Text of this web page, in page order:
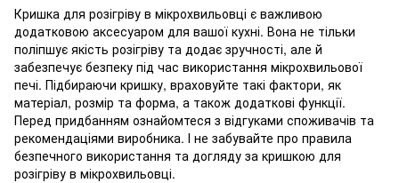
Кришка для розігріву в мікрохвильовці є важливою
додатковою аксесуаром для вашої кухні. Вона не тільки
поліпшує якість розігріву та додає зручності, але й
забезпечує безпеку під час використання мікрохвильової
печі. Підбираючи кришку, враховуйте такі фактори, як
матеріал, розмір та форма, а також додаткові функції.
Перед придбанням ознайомтеся з відгуками споживачів та
рекомендаціями виробника. І не забувайте про правила
безпечного використання та догляду за кришкою для
розігріву в мікрохвильовці.